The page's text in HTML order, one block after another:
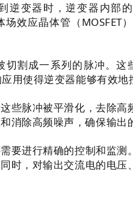
逆变器时，逆变器内
场效应晶体管（
切割成一系列的脉冲。
应用使得逆变器能够有效
些脉冲被平滑化，去除
消除高频噪声，确保输
要进行精确的控制和监
时，对输出交流电的电